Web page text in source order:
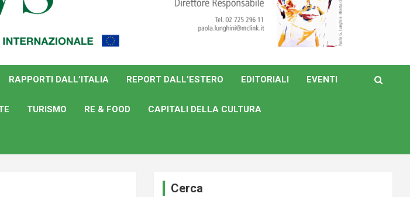
RAPPORTI DALL’ITALIA REPORT DALL’ESTERO EDITORIALI EVENTI
TURISMO RE & FOOD CAPITALI DELLA CULTURA
Cerca